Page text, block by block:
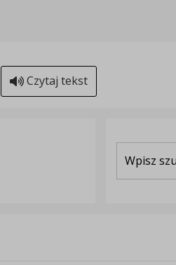
Czytaj tekst